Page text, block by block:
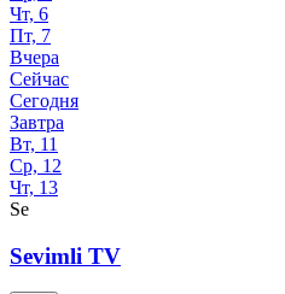
Чт, 6
Пт, 7
Вчера
Сейчас
Сегодня
Завтра
Вт, 11
Ср, 12
Чт, 13
Se
Sevimli TV